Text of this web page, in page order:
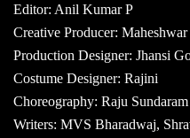
Editor: Anil Kumar P
Creative Producer:
Production Designer: Jhansi
Costume Designer: Rajini
Choreography: Raju Sundaram
Writers: MVS Bharadwaj,